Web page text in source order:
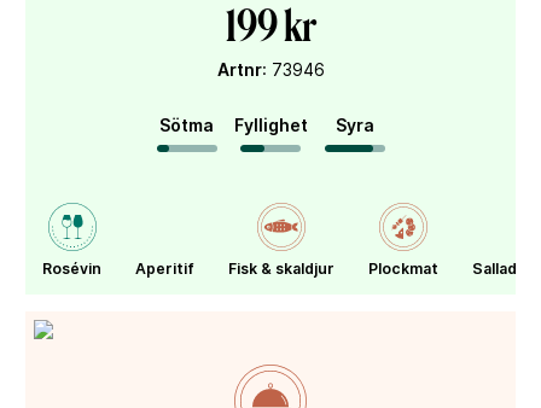
199 kr
Artnr: 73946
Sötma Fyllighet Syra
Rosévin Aperitif Fisk & skaldjur Plockmat Sallader